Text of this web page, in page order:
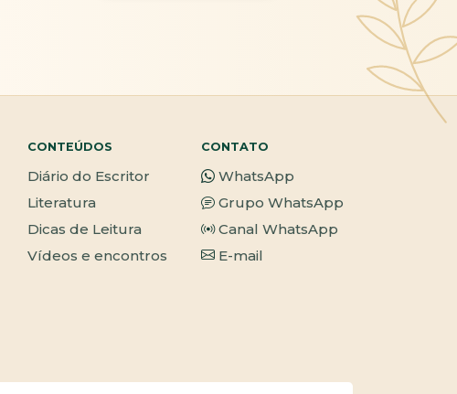
CONTEÚDOS
Diário do Escritor
Literatura
Dicas de Leitura
Vídeos e encontros
CONTATO
WhatsApp
Grupo WhatsApp
Canal WhatsApp
E-mail